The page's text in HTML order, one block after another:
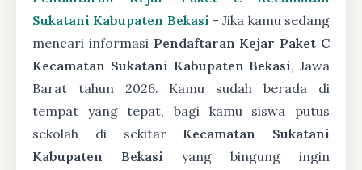
Sukatani Kabupaten Bekasi - Jika kamu sedang
mencari informasi Pendaftaran Kejar Paket C
Kecamatan Sukatani Kabupaten Bekasi, Jawa
Barat tahun 2026. Kamu sudah berada di
tempat yang tepat, bagi kamu siswa putus
sekolah di sekitar Kecamatan Sukatani
Kabupaten Bekasi yang bingung ingin